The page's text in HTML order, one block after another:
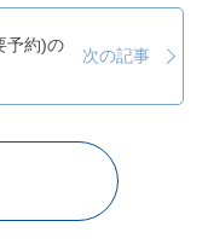
予約)の
次の記事